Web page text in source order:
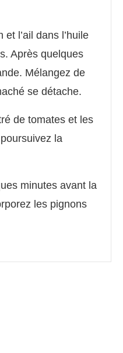
et l’ail dans l’huile
Après quelques
Mélangez de
se détache.
de tomates et les
la
minutes avant la
les pignons